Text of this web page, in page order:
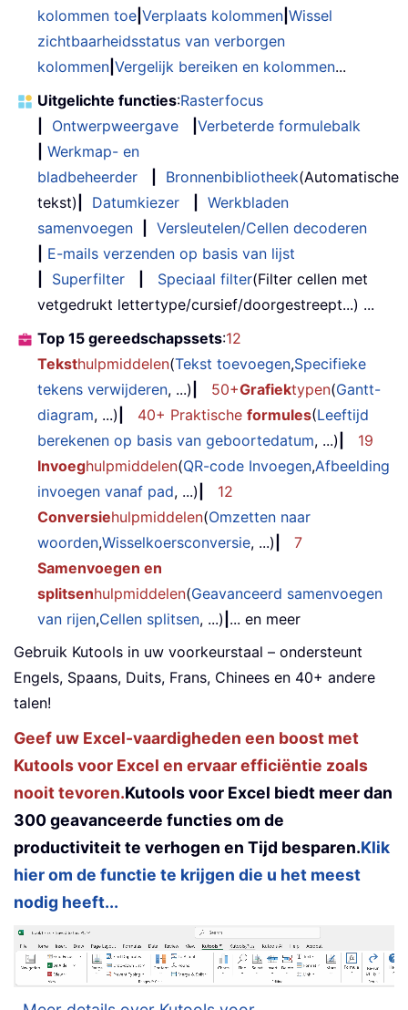
kolommen toe Verplaats kolommen Wissel
zichtbaarheidsstatus van verborgen
kolommen Vergelijk bereiken en kolommen...
Uitgelichte functies:Rasterfocus
Ontwerpweergave
Verbeterde formulebalk
Werkmap- en
bladbeheerder
Bronnenbibliotheek(Automatische
tekst)
Datumkiezer
Werkbladen
samenvoegen
Versleutelen/Cellen decoderen
E-mails verzenden op basis van lijst
Superfilter Speciaal filter(Filter cellen met
vetgedrukt lettertype/cursief/doorgestreept...) ...
Top 15 gereedschapssets:12
Teksthulpmiddelen(Tekst toevoegen,Specifieke
tekens verwijderen, ...) 50+Grafiektypen(Gantt-
diagram, ...) 40+ Praktische formules(Leeftijd
berekenen op basis van geboortedatum, ...)
19
Invoeghulpmiddelen(QR-code Invoegen,Afbeelding
invoegen vanaf pad, ...)
12
Conversiehulpmiddelen(Omzetten naar
woorden,Wisselkoersconversie, ...)
7
Samenvoegen en
splitsenhulpmiddelen(Geavanceerd samenvoegen
van rijen,Cellen splitsen, ...) ... en meer
Gebruik Kutools in uw voorkeurstaal – ondersteunt
Engels, Spaans, Duits, Frans, Chinees en 40+ andere
talen!
Geef uw Excel-vaardigheden een boost met
Kutools voor Excel en ervaar efficiëntie zoals
nooit tevoren.Kutools voor Excel biedt meer dan
300 geavanceerde functies om de
productiviteit te verhogen en Tijd besparen.Klik
hier om de functie te krijgen die u het meest
nodig heeft...